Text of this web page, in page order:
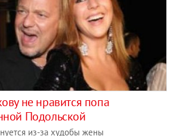
не нравится попа
Подольской
из-за худобы жены